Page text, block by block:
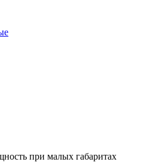
при малых габаритах